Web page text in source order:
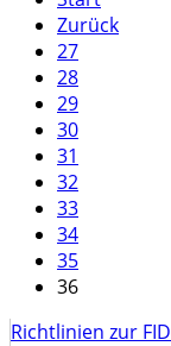
Zurück
27
28
29
30
31
32
33
34
35
36
Richtlinien zur